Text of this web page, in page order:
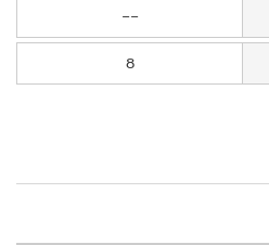
--
8